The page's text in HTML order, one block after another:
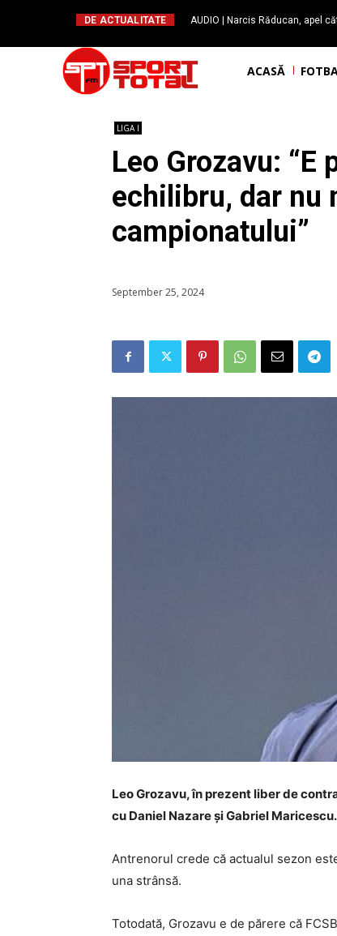
DE ACTUALITATE
AUDIO | Narcis Răducan, apel
ACASĂ
LIGA I
Leo Grozavu:
echilibru, dar nu
campionatului”
September 25, 2024
Leo Grozavu, în prezent liber de
cu Daniel Nazare și Gabriel Maricescu.
Antrenorul crede că actualul sezon
una strânsă.
Totodată, Grozavu e de părere că